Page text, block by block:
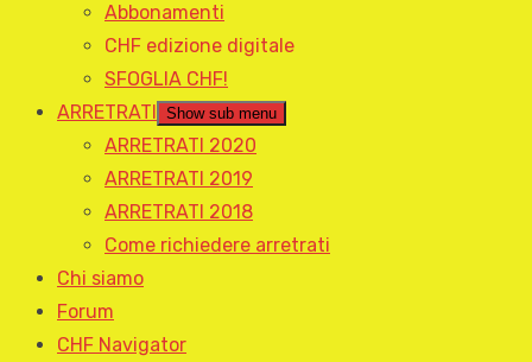
Abbonamenti
CHF edizione digitale
SFOGLIA CHF!
ARRETRATI
Show sub menu
ARRETRATI 2020
ARRETRATI 2019
ARRETRATI 2018
Come richiedere arretrati
Chi siamo
Forum
CHF Navigator